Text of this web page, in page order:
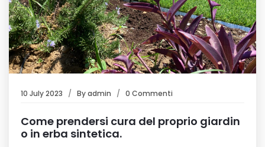
10 July 2023 Byadmin 0 Commenti
Come prendersi cura del proprio giardin
o in erba sintetica.